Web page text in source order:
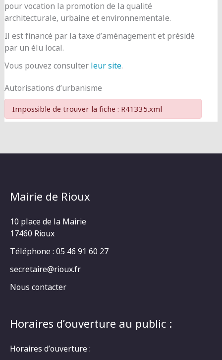
pour vocation la promotion de la qualité
architecturale, urbaine et environnementale.
Il est financé par la taxe d’aménagement et présidé
par un élu local.
Vous pouvez consulter leur site.
Autorisations d’urbanisme
Impossible de trouver la fiche : R41335.xml
Mairie de Rioux
10 place de la Mairie
17460 Rioux
Téléphone : 05 46 91 60 27
secretaire@rioux.fr
Nous contacter
Horaires d’ouverture au public :
Horaires d’ouverture :